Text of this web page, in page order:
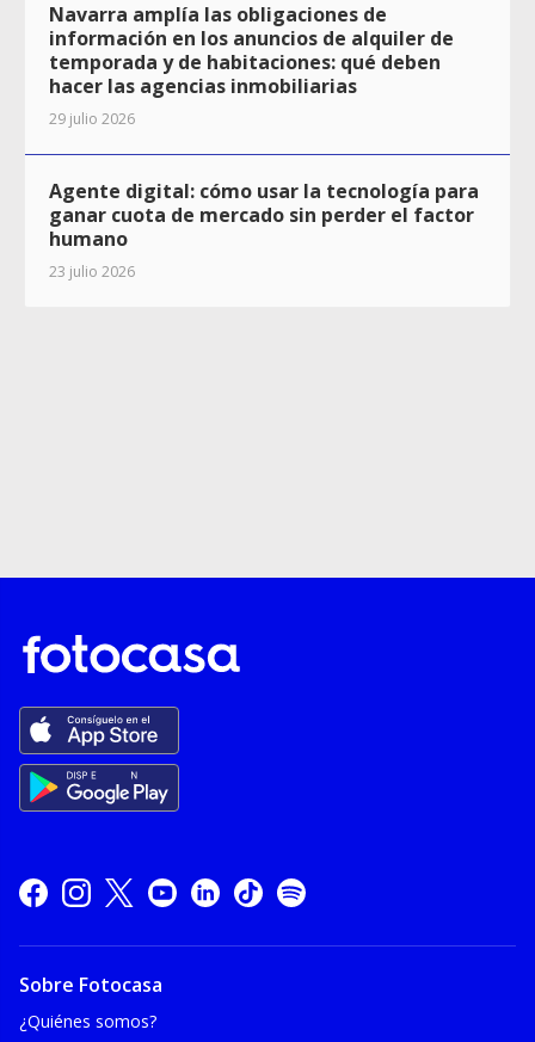
Navarra amplía las obligaciones de
información en los anuncios de alquiler de
temporada y de habitaciones: qué deben
hacer las agencias inmobiliarias
29 julio 2026
Agente digital: cómo usar la tecnología para
ganar cuota de mercado sin perder el factor
humano
23 julio 2026
Sobre Fotocasa
¿Quiénes somos?